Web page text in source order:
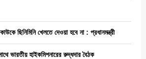
ছিনিমিনি খেলতে দেওয়া হবে না : প্রধানমন্ত্রী
সাথে ভারতীয় হাইকমিশনারের রুদ্ধদার বৈঠক